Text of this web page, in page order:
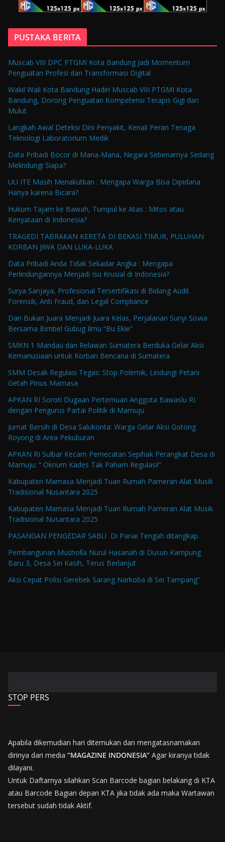
PUSTAKA BERITA
Muscab VIII DPC PTGMI Kota Bandung Jadi Momentum
Penguatan Profesi dan Transformasi Digital
Wakil Wali Kota Bandung Hadiri Muscab VIII PTGMI Kota
Bandung, Dorong Penguatan Kompetensi Terapis Gigi dan
Mulut
Langkah Awal Deteksi Dini Penyakit, Kenali Peran Tenaga
Teknologi Laboratorium Medik
Data Pribadi Bocor di Mana-Mana, Negara Sebenarnya Sedang
Melindungi Siapa?
UU ITE Masih Menakutkan : Mengapa Warga Bisa Dipidana
Hanya karena Bicara?
Hukum Tajam ke Bawah, Tumpul ke Atas : Mitos atau
Kenyataan di Indonesia?
TRAGEDI TABRAKAN KERETA DI BEKASI TIMUR, PULUHAN
KORBAN JIWA DAN LUKA-LUKA
Data Pribadi Anda Tidak Sekadar Angka : Mengapa
Perlindungannya Menjadi Isu Krusial di Indonesia?
Surya Sanjaya, Profesional Tersertifikasi di Bidang Audit
Forensik, Anti Fraud, dan Legal Compliance
Dari Bukan Juara Menjadi Juara Kelas, Perjalanan Sunyi Siswa
Bersama Bimbel Gubug Ilmu “Bu Ekie”
SMKN 1 Mandau dan Relawan Sumatera Berduka Gelar Aksi
Kemanusiaan untuk Korban Bencana di Sumatera
SMM Desak Regulasi Tegas: Stop Polemik, Lindungi Petani
Getah Pinus Mamasa
APKAN RI Soroti Dugaan Pertemuan Anggota Bawaslu RI
dengan Pengurus Partai Politik di Mamuju
Jumat Bersih di Desa Salukonta: Warga Gelar Aksi Gotong
Royong di Area Pekuburan
APKAN RI Sulbar Kecam Pemecatan Sepihak Perangkat Desa di
Mamuju: “ Oknum Kades Tak Paham Regulasi!”
Kabupaten Mamasa Menjadi Tuan Rumah Pameran Alat Musik
Tradisional Nusantara 2025
Kabupaten Mamasa Menjadi Tuan Rumah Pameran Alat Musik
Tradisional Nusantara 2025
PASANGAN PENGEDAR SABU Di Panai Tengah ditangkap.
Pembangunan Musholla Nurul Hasanah di Dusun Kampung
Baru 3, Desa Sei Kasih, Terus Berlanjut
Aksi Cepat Polisi Gerebek Sarang Narkoba di Sei Tampang”
STOP PERS
Apabila dikemudian hari ditemukan dan mengatasnamakan
dirinya dari media “MAGAZINE INDONESIA” Agar kiranya tidak
dilayani.
Untuk Daftarnya silahkan Scan Barcode bagian belakang di KTA
atau Barcode Bagian depan KTA jika tidak ada maka Wartawan
tersebut sudah tidak Aktif.